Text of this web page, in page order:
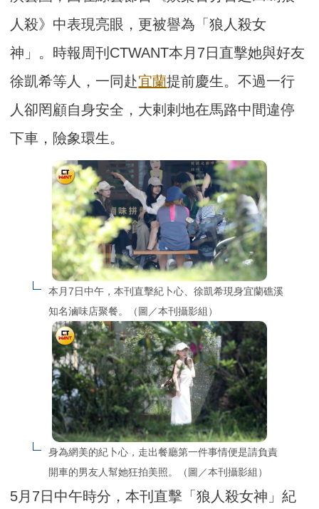
人殺》中表現亮眼，更被譽為「狼人殺女
神」。時報周刊CTWANT本月7日直擊她與好友
徐凱希等人，一同赴宜蘭提前慶生。不過一行
人卻罔顧自身安全，大剌剌地在馬路中間違停
下車，險象環生。
本月7日中午，本刊直擊紀卜心、徐凱希現身宜蘭礁溪
知名滷味店聚餐。（圖／本刊攝影組）
身為網美的紀卜心，走出餐廳第一件事情便是請負責
開車的男友人幫她狂拍美照。（圖／本刊攝影組）
5月7日中午時分，本刊直擊「狼人殺女神」紀